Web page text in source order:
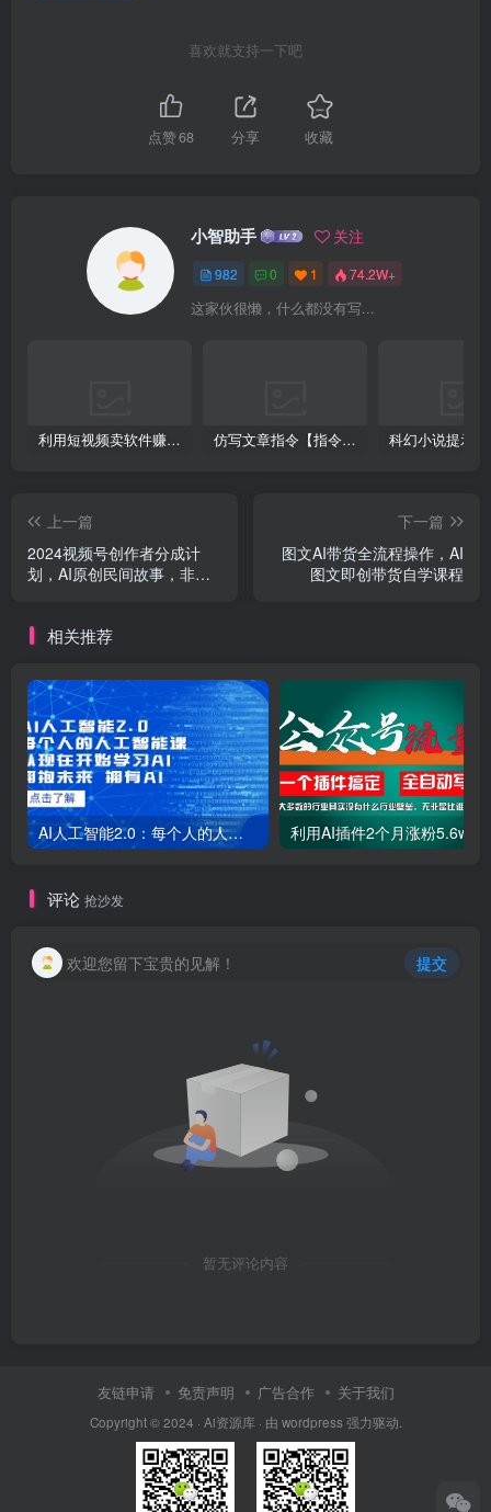
喜欢就支持一下吧
点赞68 分享 收藏
小智助手 关注
982 0 1 74.2W+
这家伙很懒，什么都没有写...
利用短视频卖软件赚钱，新手小白轻松月入10000+！ 仿写文章指令【指令+教程】
上一篇
2024视频号创作者分成计
划，AI原创民间故事，非搬
下一篇
图文AI带货全流程操作，AI
图文即创带货自学课程
相关推荐
AI人工智能2.0：每个人的人工智能课：从现在开始学习AI（38节课）
评论 抢沙发
欢迎您留下宝贵的见解！ 提交
暂无评论内容
友链申请 免责声明 广告合作 关于我们
Copyright © 2024 · Ai资源库 · 由 wordpress 强力驱动.